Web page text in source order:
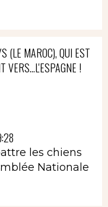
(LE MAROC), QUI EST
VERS...L'ESPAGNE !
les chiens
Nationale